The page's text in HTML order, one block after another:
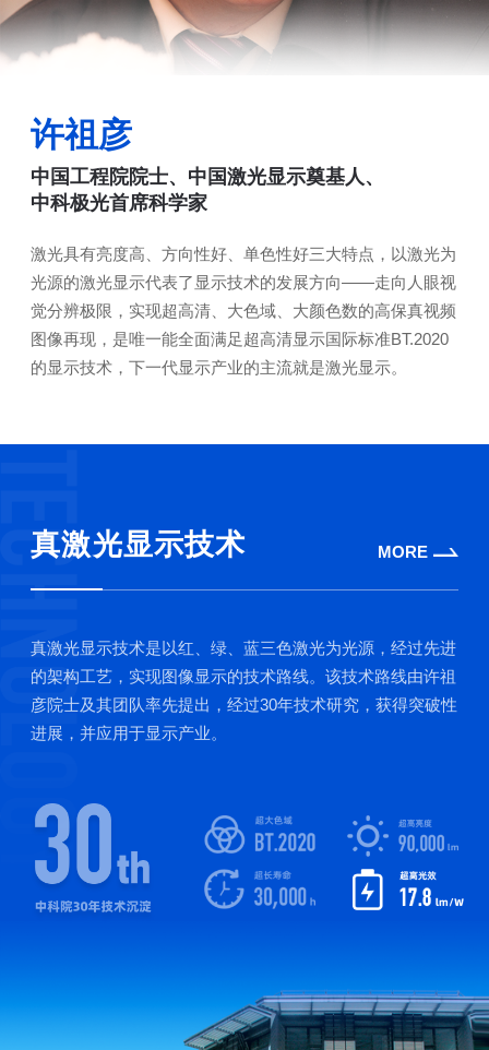
许祖彦
中国工程院院士、中国激光显示奠基人、
中科极光首席科学家
激光具有亮度高、方向性好、单色性好三大特点，以激光为
光源的激光显示代表了显示技术的发展方向——走向人眼视
觉分辨极限，实现超高清、大色域、大颜色数的高保真视频
图像再现，是唯一能全面满足超高清显示国际标准BT.2020
的显示技术，下一代显示产业的主流就是激光显示。
真激光显示技术 MORE
真激光显示技术是以红、绿、蓝三色激光为光源，经过先进
的架构工艺，实现图像显示的技术路线。该技术路线由许祖
彦院士及其团队率先提出，经过30年技术研究，获得突破性
进展，并应用于显示产业。